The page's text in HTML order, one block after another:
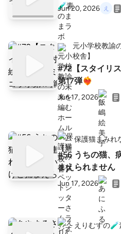
Jun 20, 2026
元小学校教諭
校舎】
#72【スタイリ
第17弾❤️‍🔥
Jun 17, 2026
保護猫まみれ
#56 うちの猫、
まえられません
Jun 17, 2026
えりむすの🧪